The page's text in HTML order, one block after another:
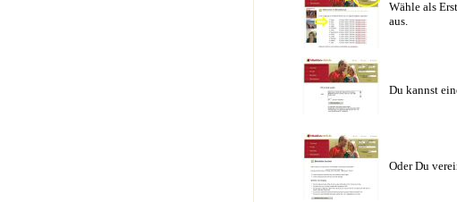
Wähle als
aus.
Du kannst
Oder Du